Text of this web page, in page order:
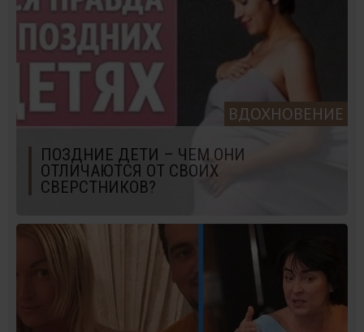
ВДОХНОВЕНИЕ
ПОЗДНИЕ ДЕТИ – ЧЕМ ОНИ
ОТЛИЧАЮТСЯ ОТ СВОИХ
СВЕРСТНИКОВ?